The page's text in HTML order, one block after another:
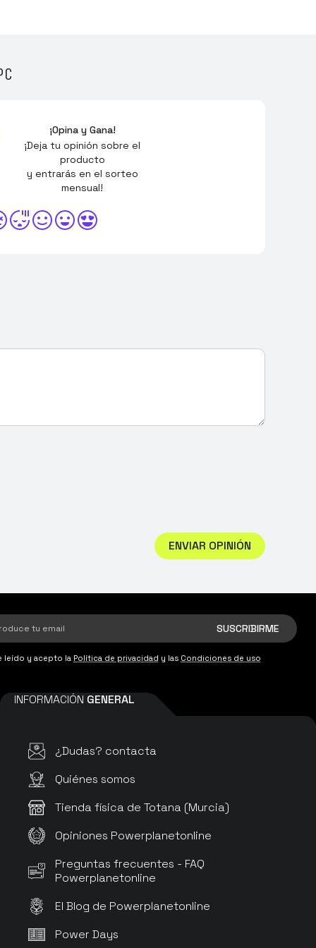
¡Opina y Gana!
¡Deja tu opinión sobre el
producto
y entrarás en el sorteo
mensual!
ENVIAR OPINIÓN
leído y acepto la Política de privacidad y las Condiciones de uso
INFORMACIÓN GENERAL
¿Dudas? contacta
Quiénes somos
Tienda física de Totana (Murcia)
Opiniones Powerplanetonline
Preguntas frecuentes - FAQ
Powerplanetonline
El Blog de Powerplanetonline
Power Days